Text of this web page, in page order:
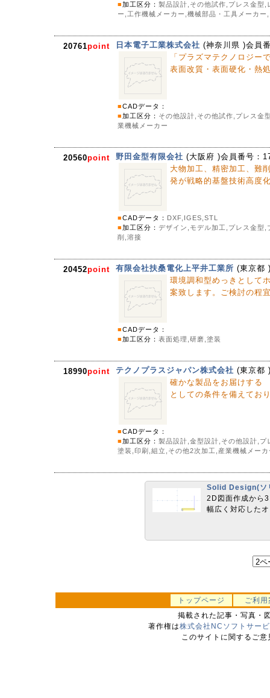
■加工区分： 製品設計,その他試作,プレス金型
ー,工作機械メーカー,機械部品・工具メーカー
20761point 日本電子工業株式会社 (神奈川県 )会員
「プラズマテクノロジー
表面改質・表面硬化・熱
■CADデータ：
■加工区分： その他設計,その他試作,プレス金
業機械メーカー
20560point 野田金型有限会社 (大阪府 )会員番号：
大物加工、精密加工、難
発が戦略的基盤技術高度
■CADデータ： DXF,IGES,STL
■加工区分： デザイン,モデル加工,プレス金型
削,溶接
20452point 有限会社扶桑電化上平井工業所 (東京都
環境調和型めっきとして
案致します。ご検討の程
■CADデータ：
■加工区分： 表面処理,研磨,塗装
18990point テクノプラスジャパン株式会社 (東京都
確かな製品をお届けす
としての条件を備えてお
■CADデータ：
■加工区分： 製品設計,金型設計,その他設計,
塗装,印刷,組立,その他2次加工,産業機械メーカ
Solid Design(ソ
2D図面作成から
幅広く対応した
トップページ
ご利用
掲載された記事・写真・
著作権は株式会社NCソフトサー
このサイトに関するご